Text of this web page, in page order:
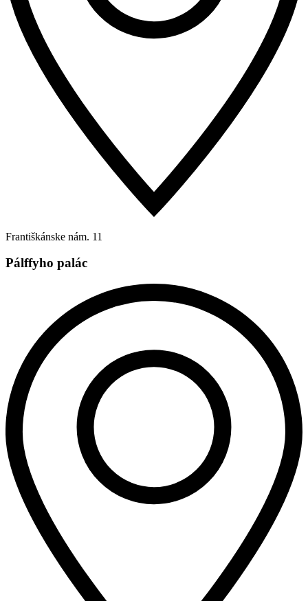
Františkánske nám. 11
Pálffyho palác